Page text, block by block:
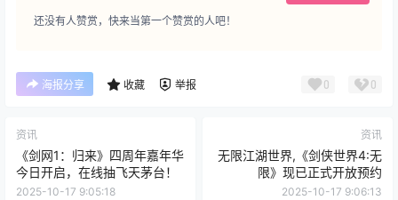
还没有人赞赏，快来当第一个赞赏的人吧！
海报分享 收藏 举报 0 0
资讯
《剑网1：归来》四周年嘉年华
今日开启，在线抽飞天茅台！
2025-10-17 9:05:18
资讯
无限江湖世界,《剑侠世界4:无
限》现已正式开放预约
2025-10-17 9:06:13